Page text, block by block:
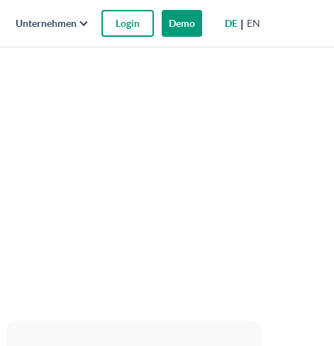
DE EN
Unternehmen Login Demo